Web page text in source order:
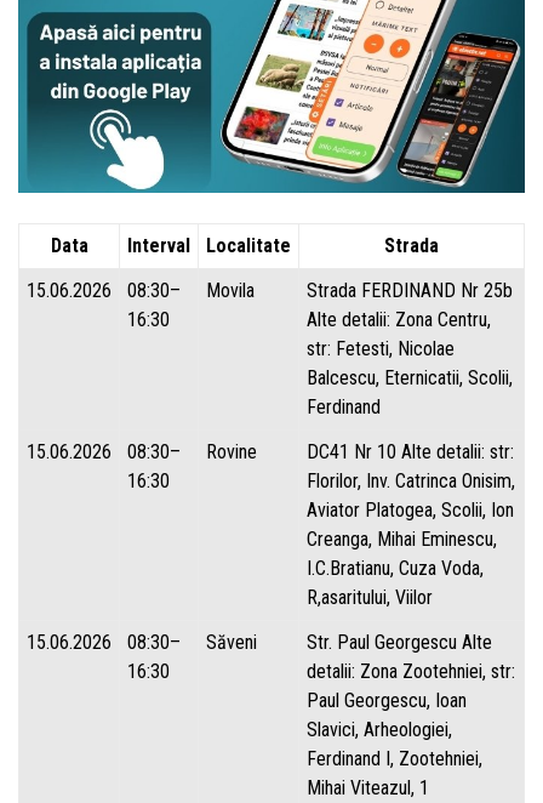
Data Interval Localitate
Strada
15.06.2026
08:30–
16:30
Movila
Strada FERDINAND Nr 25b
Alte detalii: Zona Centru,
str: Fetesti, Nicolae
Balcescu, Eternicatii, Scolii,
Ferdinand
15.06.2026
08:30–
16:30
Rovine
DC41 Nr 10 Alte detalii: str:
Florilor, Inv. Catrinca Onisim,
Aviator Platogea, Scolii, Ion
Creanga, Mihai Eminescu,
I.C.Bratianu, Cuza Voda,
R,asaritului, Viilor
15.06.2026
08:30–
16:30
Săveni
Str. Paul Georgescu Alte
detalii: Zona Zootehniei, str:
Paul Georgescu, Ioan
Slavici, Arheologiei,
Ferdinand I, Zootehniei,
Mihai Viteazul, 1